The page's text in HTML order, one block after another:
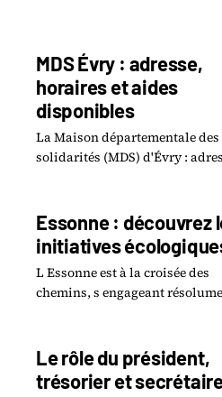
MDS Évry : adresse,
horaires et aides
disponibles
La Maison départementale des
solidarités (MDS) d'Évry :
Essonne : découvrez
initiatives
L Essonne est à la croisée des
chemins, s engageant
Le rôle du président,
trésorier et